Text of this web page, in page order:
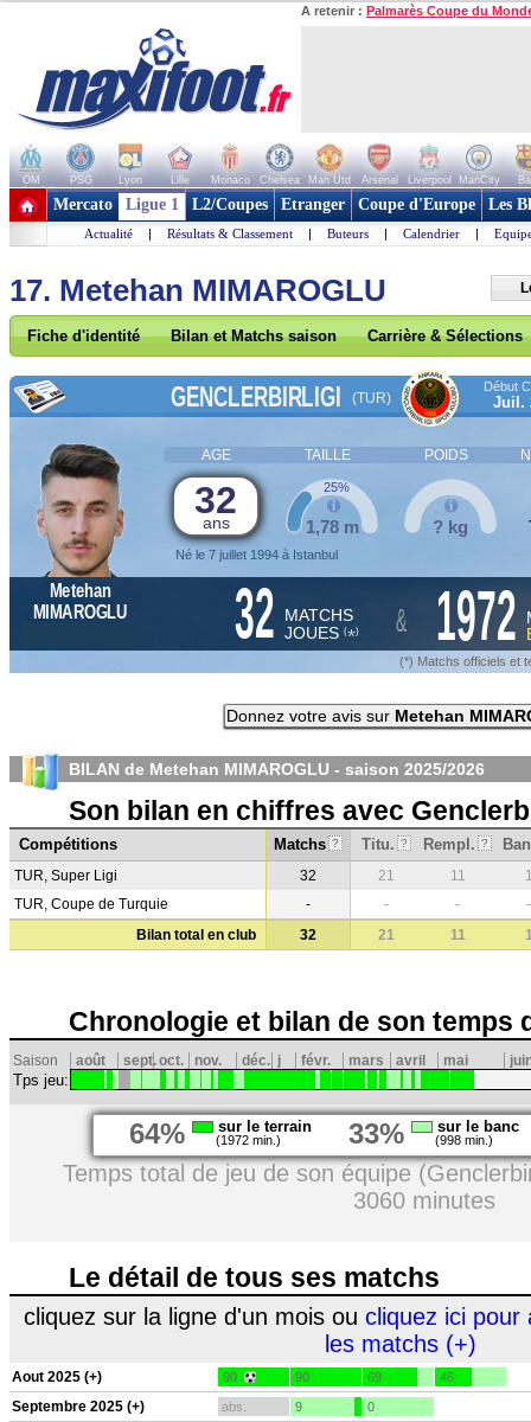
A retenir : Palmarès Coupe du
OM PSG Lyon Lille Monaco Chelsea Man Utd Arsenal Liverpool ManCity
+ de clubs
Mercato Ligue 1 L2/Coupes Etranger Coupe d'Europe Les
Actualité | Résultats & Classement | Buteurs | Calendrier |
17. Metehan MIMAROGLU
Fiche d'identité Bilan et Matchs saison Carrière & Sélections
GENCLERBIRLIGI (TUR)
Début
Juil.
AGE TAILLE POIDS
32
ans
Né le 7 juillet 1994 à Istanbul
1,78 m
25%
? kg
Metehan
MIMAROGLU
32 MATCHS
JOUES (*) & 1972
(*) Matchs officiels et
Donnez votre avis sur Metehan
BILAN de Metehan MIMAROGLU - saison 2025/2026
Son bilan en chiffres avec
Compétitions Matchs ? Titu. ? Rempl. ?
TUR, Super Ligi 32 21 11
TUR, Coupe de Turquie
- - -
-
Bilan total en club
32 21 11
Chronologie et bilan de son temps
Saison août sept.oct. nov. déc. j févr. mars avril mai
Tps jeu:
64% sur le terrain
(1972 min.) 33% sur le banc
(998 min.)
Temps total de jeu de son équipe
3060 minutes
Le détail de tous ses matchs
cliquez sur la ligne d'un mois ou cliquez ici pour
les matchs (+)
Aout 2025 (+) 90 90 69 46
Septembre 2025 (+) abs. 9 0